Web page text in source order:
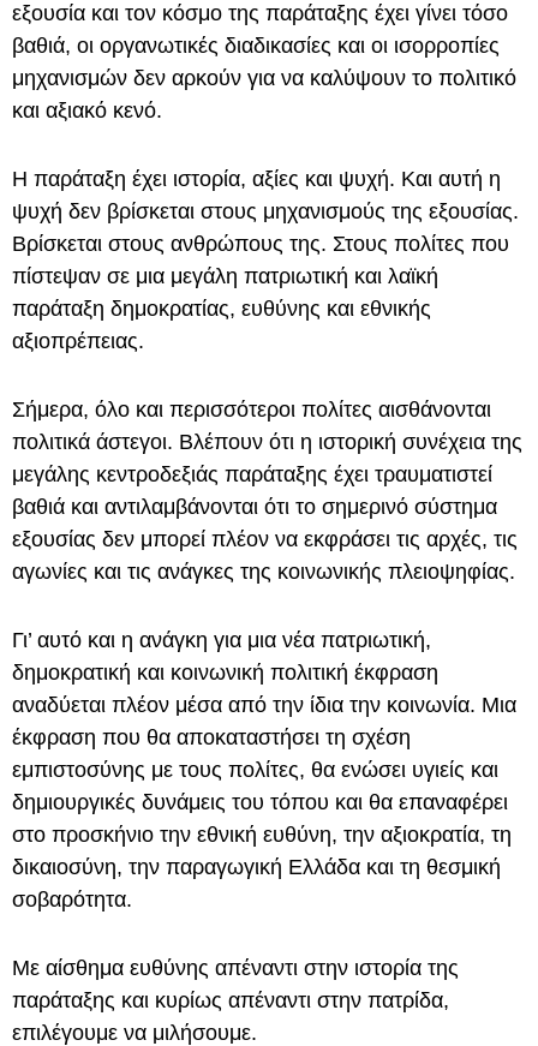
εξουσία και τον κόσμο της παράταξης έχει γίνει τόσο
βαθιά, οι οργανωτικές διαδικασίες και οι ισορροπίες
μηχανισμών δεν αρκούν για να καλύψουν το πολιτικό
και αξιακό κενό.
Η παράταξη έχει ιστορία, αξίες και ψυχή. Και αυτή η
ψυχή δεν βρίσκεται στους μηχανισμούς της εξουσίας.
Βρίσκεται στους ανθρώπους της. Στους πολίτες που
πίστεψαν σε μια μεγάλη πατριωτική και λαϊκή
παράταξη δημοκρατίας, ευθύνης και εθνικής
αξιοπρέπειας.
Σήμερα, όλο και περισσότεροι πολίτες αισθάνονται
πολιτικά άστεγοι. Βλέπουν ότι η ιστορική συνέχεια της
μεγάλης κεντροδεξιάς παράταξης έχει τραυματιστεί
βαθιά και αντιλαμβάνονται ότι το σημερινό σύστημα
εξουσίας δεν μπορεί πλέον να εκφράσει τις αρχές, τις
αγωνίες και τις ανάγκες της κοινωνικής πλειοψηφίας.
Γι’ αυτό και η ανάγκη για μια νέα πατριωτική,
δημοκρατική και κοινωνική πολιτική έκφραση
αναδύεται πλέον μέσα από την ίδια την κοινωνία. Μια
έκφραση που θα αποκαταστήσει τη σχέση
εμπιστοσύνης με τους πολίτες, θα ενώσει υγιείς και
δημιουργικές δυνάμεις του τόπου και θα επαναφέρει
στο προσκήνιο την εθνική ευθύνη, την αξιοκρατία, τη
δικαιοσύνη, την παραγωγική Ελλάδα και τη θεσμική
σοβαρότητα.
Με αίσθημα ευθύνης απέναντι στην ιστορία της
παράταξης και κυρίως απέναντι στην πατρίδα,
επιλέγουμε να μιλήσουμε.